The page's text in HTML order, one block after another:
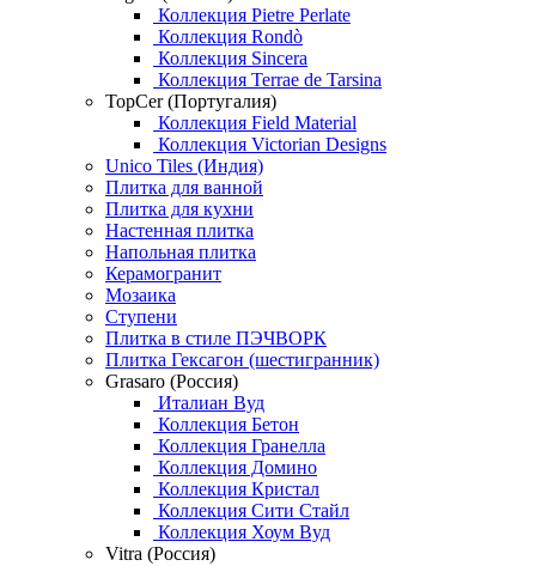
Коллекция Pietre Perlate
Коллекция Rondò
Коллекция Sincera
Коллекция Terrae de Tarsina
TopCer (Португалия)
Коллекция Field Material
Коллекция Victorian Designs
Unico Tiles (Индия)
Плитка для ванной
Плитка для кухни
Настенная плитка
Напольная плитка
Керамогранит
Мозаика
Ступени
Плитка в стиле ПЭЧВОРК
Плитка Гексагон (шестигранник)
Grasaro (Россия)
Италиан Вуд
Коллекция Бетон
Коллекция Гранелла
Коллекция Домино
Коллекция Кристал
Коллекция Сити Стайл
Коллекция Хоум Вуд
Vitra (Россия)